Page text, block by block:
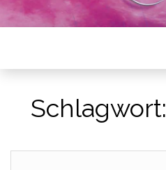
Schlagwort: